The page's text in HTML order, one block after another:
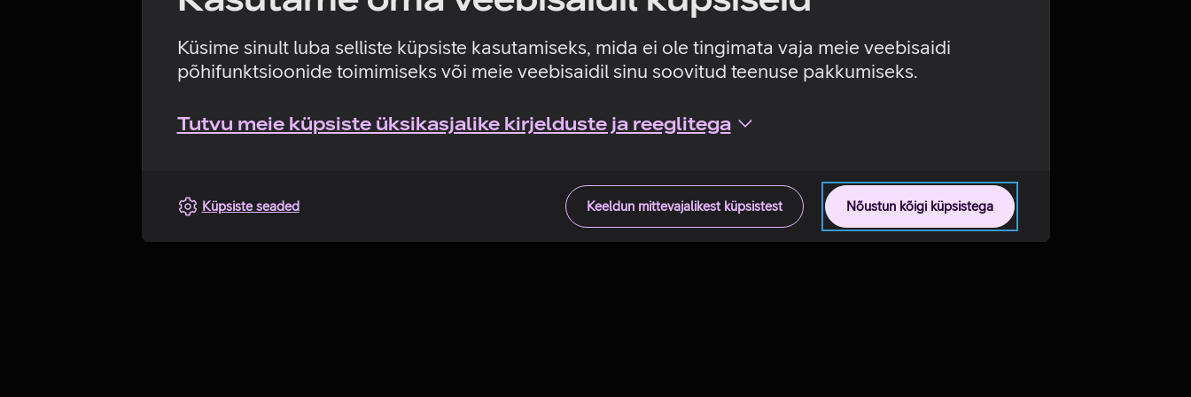
Küsime sinult luba selliste küpsiste kasutamiseks, mida ei ole tingimata vaja meie veebisaidi
põhifunktsioonide toimimiseks või meie veebisaidil sinu soovitud teenuse pakkumiseks.
Tutvu meie küpsiste üksikasjalike kirjelduste ja reeglitega
Nõustun kõigi küpsistega
Keeldun mittevajalikest küpsistest
Küpsiste seaded